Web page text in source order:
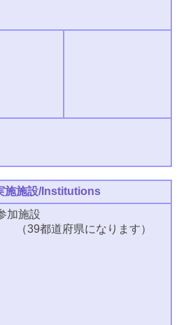
施施設/Institutions
加施設
39都道府県になります）